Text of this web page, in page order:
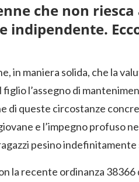
che non
indipendente.
in maniera solida, che la
l’assegno di
di queste circostanze
e l’impegno profuso
pesino
la recente ordinanza